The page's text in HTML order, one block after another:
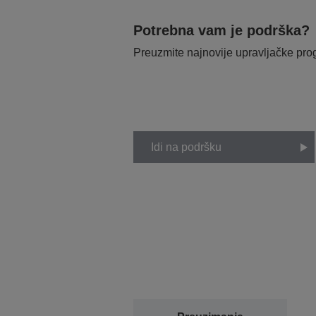
Potrebna vam je podrška?
Preuzmite najnovije upravljačke
Idi na podršku